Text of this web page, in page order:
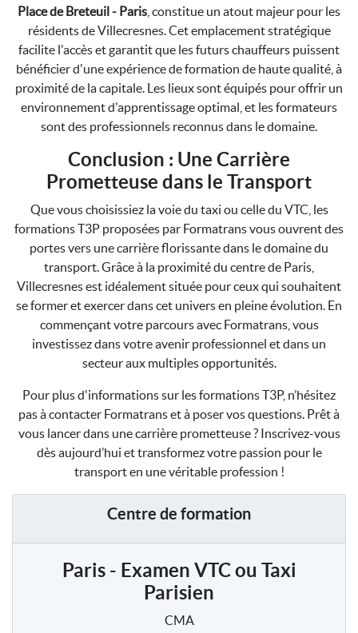
Place de Breteuil - Paris , constitue un atout majeur pour les
résidents de Villecresnes. Cet emplacement stratégique
facilite l'accès et garantit que les futurs chauffeurs puissent
bénéficier d'une expérience de formation de haute qualité, à
proximité de la capitale. Les lieux sont équipés pour offrir un
environnement d'apprentissage optimal, et les formateurs
sont des professionnels reconnus dans le domaine.
Conclusion : Une Carrière
Prometteuse dans le Transport
Que vous choisissiez la voie du taxi ou celle du VTC, les
formations T3P proposées par Formatrans vous ouvrent des
portes vers une carrière florissante dans le domaine du
transport. Grâce à la proximité du centre de Paris,
Villecresnes est idéalement située pour ceux qui souhaitent
se former et exercer dans cet univers en pleine évolution. En
commençant votre parcours avec Formatrans, vous
investissez dans votre avenir professionnel et dans un
secteur aux multiples opportunités.
Pour plus d'informations sur les formations T3P, n’hésitez
pas à contacter Formatrans et à poser vos questions. Prêt à
vous lancer dans une carrière prometteuse ? Inscrivez-vous
dès aujourd’hui et transformez votre passion pour le
transport en une véritable profession !
Centre de formation
Paris - Examen VTC ou Taxi
Parisien
CMA